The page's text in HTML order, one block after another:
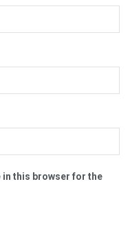
in this browser for the